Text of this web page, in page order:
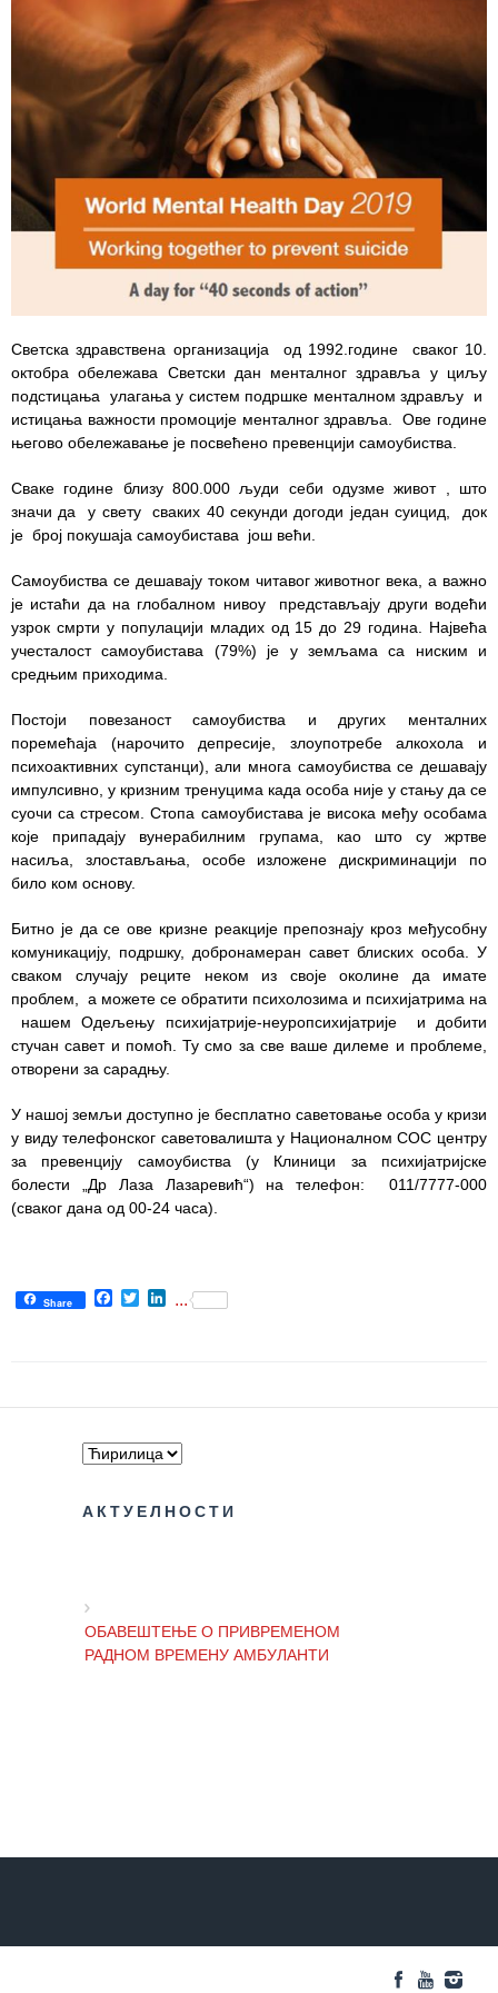
Светска здравствена организација од 1992.године сваког 10.
октобра обележава Светски дан менталног здравља у циљу
подстицања улагања у систем подршке менталном здрављу и
истицања важности промоције менталног здравља. Ове године
његово обележавање је посвећено превенцији самоубиства.
Сваке године близу 800.000 људи себи одузме живот , што
значи да у свету сваких 40 секунди догоди један суицид, док
је број покушаја самоубистава још већи.
Самоубиства се дешавају током читавог животног века, а важно
је истаћи да на глобалном нивоу представљају други водећи
узрок смрти у популацији младих од 15 до 29 година. Највећа
учесталост самоубистава (79%) је у земљама са ниским и
средњим приходима.
Постоји повезаност самоубиства и других менталних
поремећаја (нарочито депресије, злоупотребе алкохола и
психоактивних супстанци), али многа самоубиства се дешавају
импулсивно, у кризним тренуцима када особа није у стању да се
суочи са стресом. Стопа самоубистава је висока међу особама
које припадају вунерабилним групама, као што су жртве
насиља, злостављања, особе изложене дискриминацији по
било ком основу.
Битно је да се ове кризне реакције препознају кроз међусобну
комуникацију, подршку, добронамеран савет блиских особа. У
сваком случају реците неком из своје околине да имате
проблем, а можете се обратити психолозима и психијатрима на
нашем Одељењу психијатрије-неуропсихијатрије и добити
стучан савет и помоћ. Ту смо за све ваше дилеме и проблеме,
отворени за сарадњу.
У нашој земљи доступно је бесплатно саветовање особа у кризи
у виду телефонског саветовалишта у Националном СОС центру
за превенцију самоубиства (у Клиници за психијатријске
болести „Др Лаза Лазаревић“) на телефон: 011/7777-000
(сваког дана од 00-24 часа).
Share Facebook
TwitterLinkedIn
...
АКТУЕЛНОСТИ
ОБАВЕШТЕЊЕ О ПРИВРЕМЕНОМ
РАДНОМ ВРЕМЕНУ АМБУЛАНТИ
Служба
стоматолошке
здравствене
заштите
Служба за
специјалистичко
консултативну
делатност
Служба за
унапређење
и очување
здравља
Служба за
медицинску
дијагностику
Стационар
Служба
медицине са
информатиком
Служба за
правне,
финансијске,
техничке и
друге сличне
послове
Информатор
Финансије
набавке
Квалитет
здравствене
заштите
Документа
ДОКУМЕНТА
ЗА
ЗАПОСЛЕНЕ
ОГЛАСИ И
Конкурси
ЗАКАЗИВАЊЕ
ПРЕГЛЕДА
запослених